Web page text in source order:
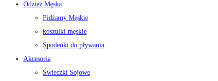
Odzież Męska
Pidżamy Męskie
koszulki męskie
Spodenki do pływania
Akcesoria
Świeczki Sojowe